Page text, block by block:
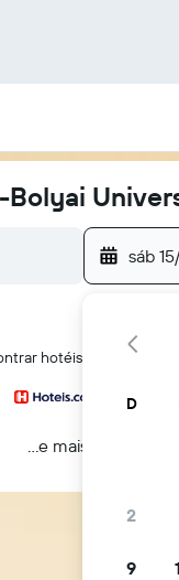
Bolyai
sáb
hotéis perto de
...e mais
D
2
9